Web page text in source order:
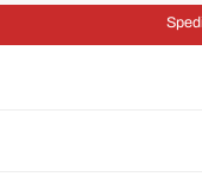
Risparmia il